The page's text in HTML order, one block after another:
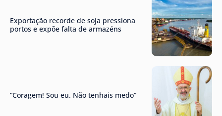
Exportação recorde de soja pressiona
portos e expõe falta de armazéns
“Coragem! Sou eu. Não tenhais medo”